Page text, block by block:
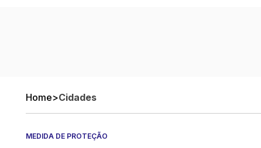
Home>Cidades
MEDIDA DE PROTEÇÃO